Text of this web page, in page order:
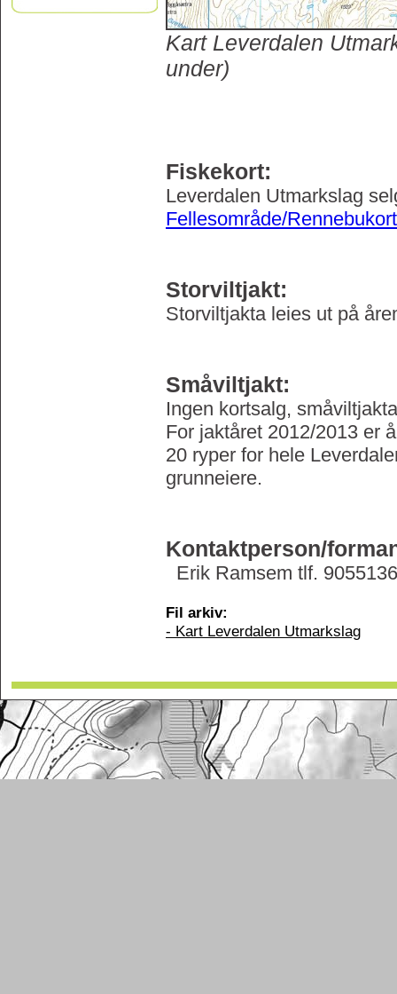
Kart Leverdalen
under)
Fiskekort:
Leverdalen Utmarkslag
Fellesområde/
Storviltjakt:
Storviltjakta leies ut på
Småviltjakt:
Ingen kortsalg,
For jaktåret 2012/2013 er
20 ryper for hele
grunneiere.
Kontaktperson/
Erik Ramsem tlf.
Fil arkiv:
- Kart Leverdalen Utmarkslag